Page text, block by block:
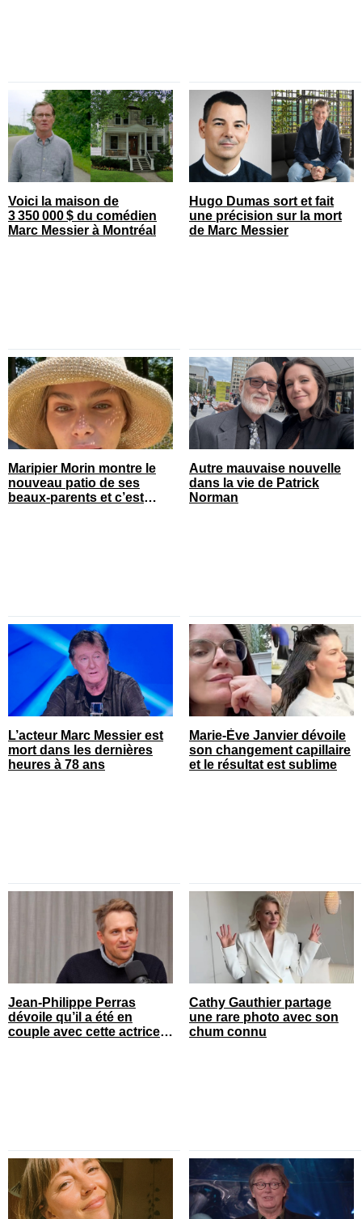
Voici la maison de
3 350 000 $ du comédien
Marc Messier à Montréal
Hugo Dumas sort et fait
une précision sur la mort
de Marc Messier
Maripier Morin montre le
nouveau patio de ses
beaux-parents et c’est
Autre mauvaise nouvelle
dans la vie de Patrick
Norman
L’acteur Marc Messier est
mort dans les dernières
heures à 78 ans
Marie-Ève Janvier dévoile
son changement capillaire
et le résultat est sublime
Jean-Philippe Perras
dévoile qu’il a été en
couple avec cette actrice
Cathy Gauthier partage
une rare photo avec son
chum connu